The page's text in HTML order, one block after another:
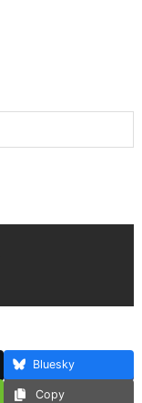
Bluesky
Copy